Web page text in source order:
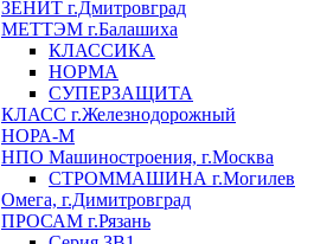
ЗЕНИТ г.Дмитровград
МЕТТЭМ г.Балашиха
КЛАССИКА
НОРМА
СУПЕРЗАЩИТА
КЛАСС г.Железнодорожный
НОРА-М
НПО Машиностроения, г.Москва
СТРОММАШИНА г.Могилев
Омега, г.Димитровград
ПРОСАМ г.Рязань